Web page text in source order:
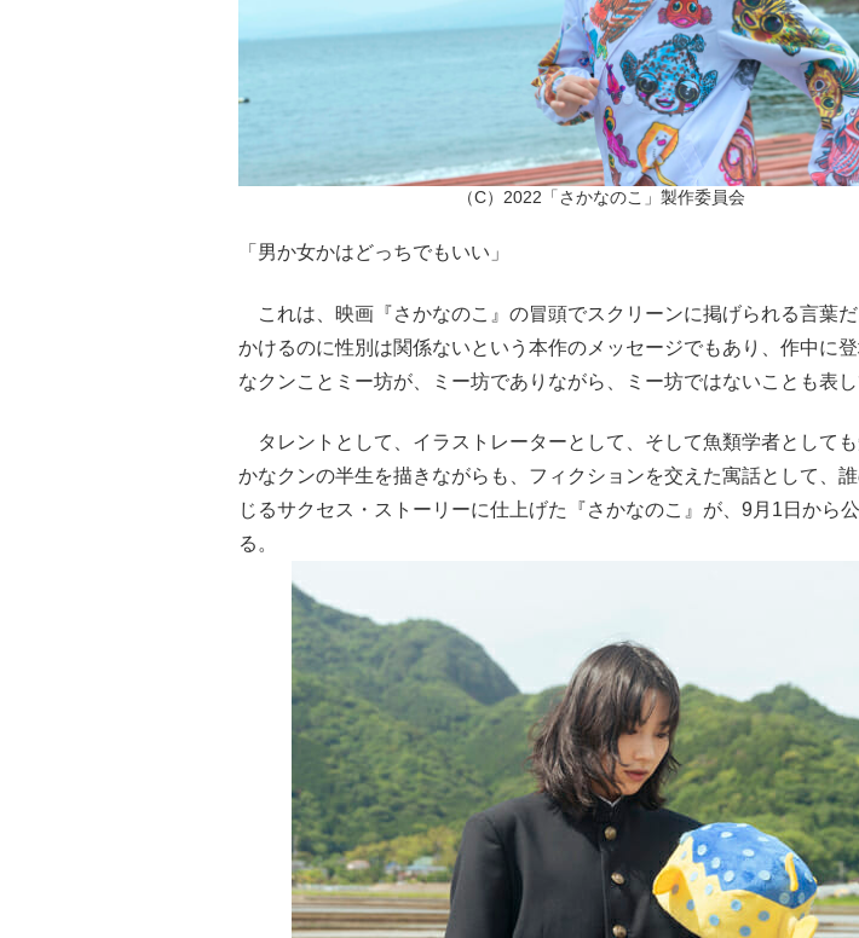
（C）2022「さかなのこ」製作委員会
「男か女かはどっちでもいい」
これは、映画『さかなのこ』の冒頭でスクリーンに掲げられる言葉
かけるのに性別は関係ないという本作のメッセージでもあり、作中に
なクンことミー坊が、ミー坊でありながら、ミー坊ではないことも表し
タレントとして、イラストレーターとして、そして魚類学者としても
かなクンの半生を描きながらも、フィクションを交えた寓話として、
じるサクセス・ストーリーに仕上げた『さかなのこ』が、9月1日から
る。